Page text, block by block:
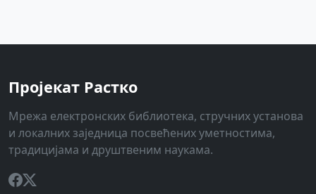
Пројекат Растко
Мрежа електронских библиотека, стручних установа
и локалних заједница посвећених уметностима,
традицијама и друштвеним наукама.